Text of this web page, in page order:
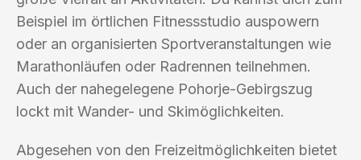
Beispiel im örtlichen Fitnessstudio auspowern
oder an organisierten Sportveranstaltungen wie
Marathonläufen oder Radrennen teilnehmen.
Auch der nahegelegene Pohorje-Gebirgszug
lockt mit Wander- und Skimöglichkeiten.
Abgesehen von den Freizeitmöglichkeiten bietet